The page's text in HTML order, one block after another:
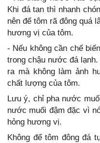
Khi đá tan thì nhanh
nên để tôm rã đông quá
hương vị của tôm.
- Nếu không cần chế
trong chậu nước đá
ra mà không làm ảnh
chất lượng của tôm.
Lưu ý, chỉ pha nước
nước muối đậm đặc vì
hỏng hương vị.
Không để tôm đông đá